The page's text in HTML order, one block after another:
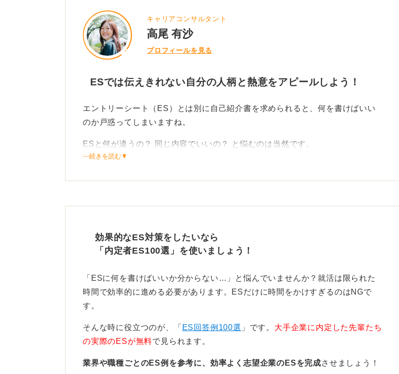
キャリアコンサルタント
高尾 有沙
プロフィールを見る
ESでは伝えきれない自分の人柄と熱意をアピールしよう！
エントリーシート（ES）とは別に自己紹介書を求められると、何を書けばいい
のか戸惑ってしまいますね。
ESと何が違うの？ 同じ内容でいいの？ と悩むのは当然です。
書は、より自由にあなたの人柄や熱意、人間的な魅力を伝えるためのツールだと
自由な形式を活かし人間的な魅力を伝える
採用担当者はここから、「一緒に働いたら楽しそう」「うちの会社の雰囲気に合
いそう」といった、スペックだけでは測れない相性も見ています。
由（会社・業界への興味）といった流れがわかりやすいです。
と差別化できます。
⋯続きを読む▼
効果的なES対策をしたいなら
「内定者ES100選」を使いましょう！
「ESに何を書けばいいか分からない…」と悩んでいませんか？就活は限られた
時間で効率的に進める必要があります。ESだけに時間をかけすぎるのはNGで
す。
そんな時に役立つのが、「 ES回答例100選 」です。 大手企業に内定した先輩たち
の実際のESが無料で見られます。
業界や職種ごとのES例を参考に、効率よく志望企業のESを完成させましょう！